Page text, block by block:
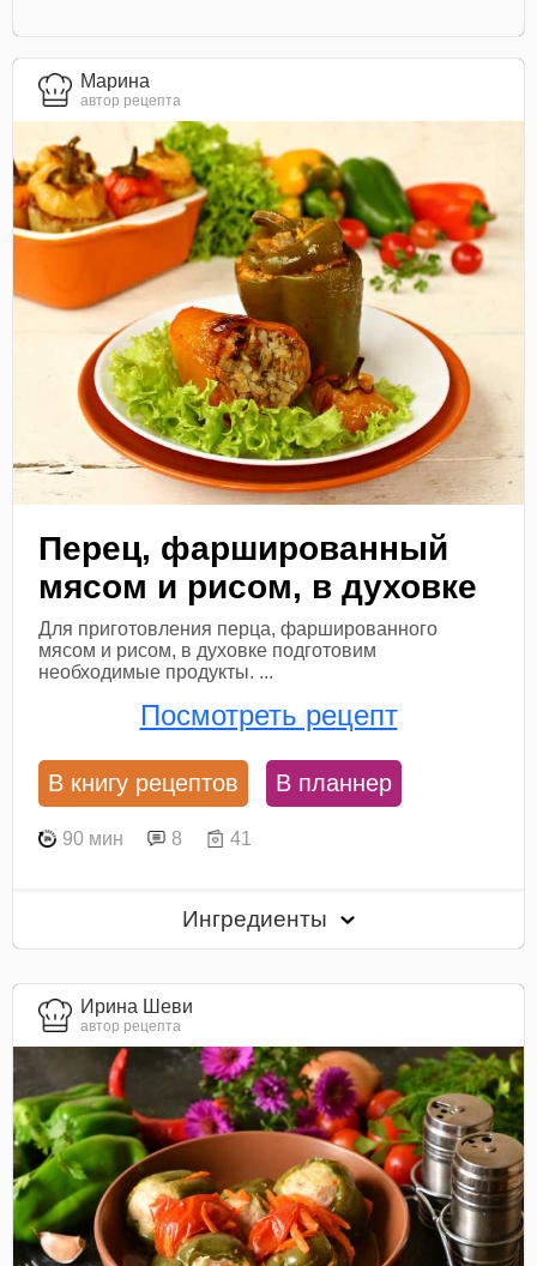
Марина
автор рецепта
Перец, фаршированный
мясом и рисом, в духовке
Для приготовления перца, фаршированного
мясом и рисом, в духовке подготовим
необходимые продукты. ...
Посмотреть рецепт
В книгу рецептов В планнер
90 мин 8 41
Ингредиенты
Ирина Шеви
автор рецепта